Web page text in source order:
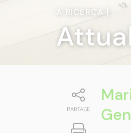
A RICERCA|
PARTAGE